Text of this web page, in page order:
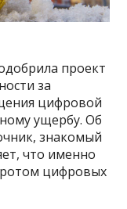
проект
за
цифровой
ущербу. Об
знакомый
что именно
цифровых